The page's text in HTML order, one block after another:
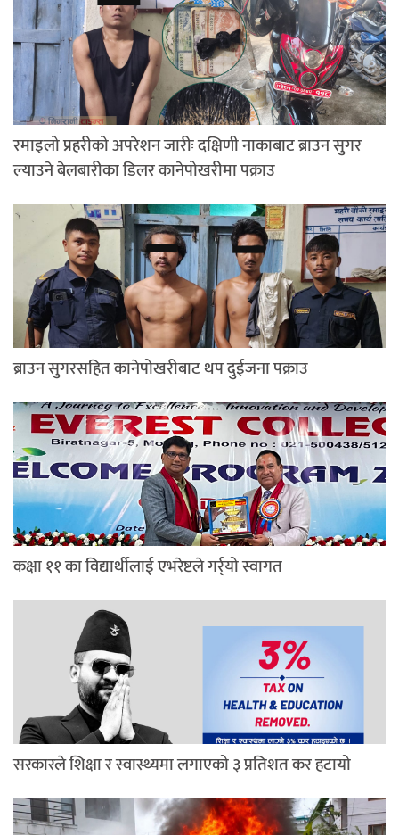
रमाइलो प्रहरीको अपरेशन जारीः दक्षिणी नाकाबाट ब्राउन सुगर
ल्याउने बेलबारीका डिलर कानेपोखरीमा पक्राउ
ब्राउन सुगरसहित कानेपोखरीबाट थप दुईजना पक्राउ
कक्षा ११ का विद्यार्थीलाई एभरेष्टले गर्र्यो स्वागत
सरकारले शिक्षा र स्वास्थ्यमा लगाएको ३ प्रतिशत कर हटायो